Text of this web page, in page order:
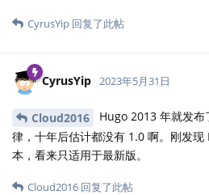
CyrusYip 回复了此帖
CyrusYip 2023年5月31日
Cloud2016
Hugo 2013 年就发
律，十年后估计都没有 1.0 啊。刚发
本，看来只适用于最新版。
Cloud2016 回复了此帖